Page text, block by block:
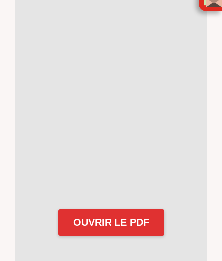
OUVRIR LE PDF